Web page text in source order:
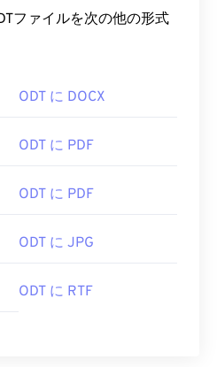
ODT に DOCX
ODT に PDF
ODT に PDF
ODT に JPG
ODT に RTF